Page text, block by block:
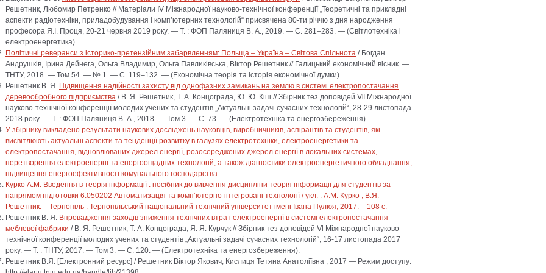
Решетник, Любомир Петренко // Матеріали Ⅳ Міжнародної науково-технічної конференції „Теоретичні та прикладні
аспекти радіотехніки, приладобудування і компʼютерних технологій“ присвячена 80-ти річчю з дня народження
професора Я.І. Проця, 20-21 червня 2019 року. — Т. : ФОП Паляниця В. А., 2019. — С. 281–283. — (Світлотехніка і
електроенергетика).
Політичні реверанси з історико-претензійним забарвленням: Польща – Україна – Світова Спільнота / Богдан
Андрушків, Ірина Дейнега, Ольга Владимир, Ольга Павликівська, Віктор Решетник // Галицький економічний вісник. —
ТНТУ, 2018. — Том 54. — № 1. — С. 119–132. — (Економічна теорія та історія економічної думки).
Решетник В. Я. Підвищення надійності захисту від однофазних замикань на землю в системі електропостачання
деревообробного підприємства / В. Я. Решетник, Т. А. Концограда, Ю. Ю. Кіш // Збірник тез доповідей Ⅶ Міжнародної
науково-технічної конференції молодих учених та студентів „Актуальні задачі сучасних технологій“, 28-29 листопада
2018 року. — Т. : ФОП Паляниця В. А., 2018. — Том 3. — С. 73. — (Електротехніка та енергозбереження).
У збірнику викладено результати наукових досліджень науковців, виробничників, аспірантів та студентів, які
висвітлюють актуальні аспекти та тенденції розвитку в галузях електротехніки, електроенергетики та
електропостачання, відновлюваних джерел енергії, розосереджених джерел енергії в локальних системах,
перетворення електроенергії та енергоощадних технологій, а також діагностики електроенергетичного обладнання,
підвищення енергоефективності комунального господарства.
Курко А.М. Введення в теорія інформації : посібник до вивчення дисципліни теорія інформації для студентів за
напрямом підготовки 6.050202 Автоматизація та комп’ютерно-інтегровані технології / укл. : А.М. Курко , В.Я.
Решетник. – Тернопіль : Тернопільський національний технічний університет імені Івана Пулюя, 2017. – 108 с.
Решетник В. Я. Впровадження заходів зниження технічних втрат електроенергії в системі електропостачання
меблевої фабрики / В. Я. Решетник, Т. А. Концограда, Я. Я. Курчук // Збірник тез доповідей Ⅵ Міжнародної науково-
технічної конференції молодих учених та студентів „Актуальні задачі сучасних технологій“, 16-17 листопада 2017
року. — Т. : ТНТУ, 2017. — Том 3. — С. 120. — (Електротехніка та енергозбереження).
Решетник В.Я. [Електронний ресурс] / Решетник Віктор Якович, Кислиця Тетяна Анатоліївна , 2017 — Режим доступу: